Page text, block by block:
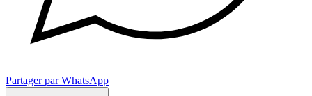
Partager par WhatsApp